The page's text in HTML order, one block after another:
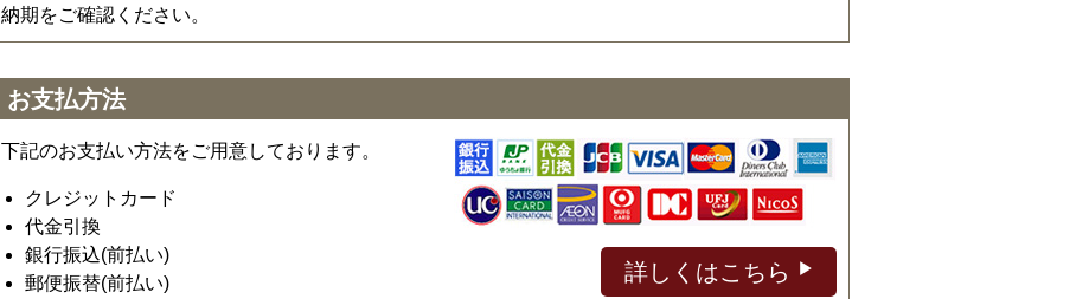
納期をご確認ください。
お支払方法
下記のお支払い方法をご用意しております。
クレジットカード
代金引換
銀行振込(前払い)
郵便振替(前払い)
詳しくはこちら